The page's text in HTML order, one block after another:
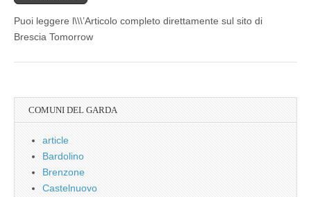
Puoi leggere l\\\’Articolo completo direttamente sul sito di
Brescia Tomorrow
COMUNI DEL GARDA
article
Bardolino
Brenzone
Castelnuovo